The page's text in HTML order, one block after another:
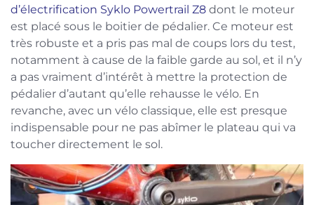
d’électrification Syklo Powertrail Z8 dont le moteur
est placé sous le boitier de pédalier. Ce moteur est
très robuste et a pris pas mal de coups lors du test,
notamment à cause de la faible garde au sol, et il n’y
a pas vraiment d’intérêt à mettre la protection de
pédalier d’autant qu’elle rehausse le vélo. En
revanche, avec un vélo classique, elle est presque
indispensable pour ne pas abîmer le plateau qui va
toucher directement le sol.